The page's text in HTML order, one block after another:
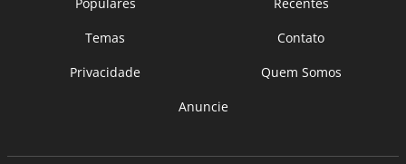
Temas
Contato
Privacidade
Quem Somos
Anuncie